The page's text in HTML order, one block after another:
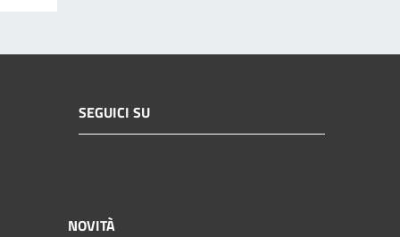
SEGUICI SU
NOVITÀ